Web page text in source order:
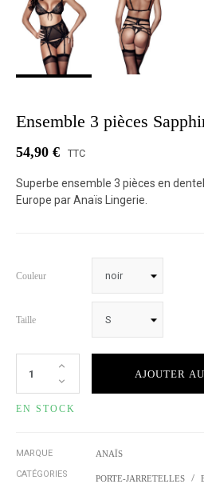
Ensemble 3 pièces
54,90 € TTC
Superbe ensemble 3 pièces en
Europe par Anaïs Lingerie.
Couleur
Taille
AJOUTER
EN STOCK
MARQUE ANAÏS
CATÉGORIES PORTE-JARRETELLES